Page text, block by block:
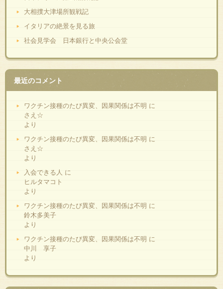
大相撲大津場所観戦記
イタリアの絶景を見る旅
社会見学会 日本銀行と中央公会堂
最近のコメント
ワクチン接種のたび異変、因果関係は不明 に
さえ☆
より
ワクチン接種のたび異変、因果関係は不明 に
さえ☆
より
入会できる人 に
ヒルタマコト
より
ワクチン接種のたび異変、因果関係は不明 に
鈴木多美子
より
ワクチン接種のたび異変、因果関係は不明 に
中川 享子
より